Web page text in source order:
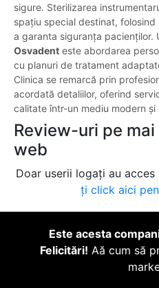
sigure. Sterilizarea
spațiu special destinat,
a garanta siguranța pacienților.
Osvadent este abordarea
cu planuri de tratament
Clinica se remarcă prin
acordată detaliilor, oferind
calitate într-un mediu modern și
Review-uri pe
web
Doar userii logați au
ți click aici
Este acesta
Felicitări! Aă cum să